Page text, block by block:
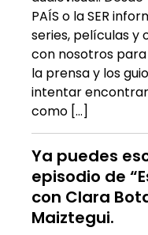
PAÍS o la SER
series, películas y
con nosotros
la prensa y los
intentar
como […]
Ya puedes
episodio de
con Clara
Maiztegui.